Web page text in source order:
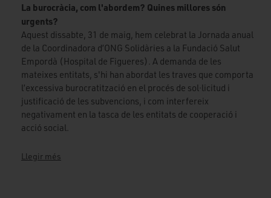
La burocràcia, com l'abordem? Quines millores són
urgents?
Aquest dissabte, 31 de maig, hem celebrat la Jornada anual
de la Coordinadora d’ONG Solidàries a la Fundació Salut
Empordà (Hospital de Figueres). A demanda de les
mateixes entitats, s'hi han abordat les traves que comporta
l’excessiva burocratització en el procés de sol·licitud i
justificació de les subvencions, i com interfereix
negativament en la tasca de les entitats de cooperació i
acció social.
Llegir més